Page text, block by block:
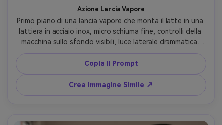
Azione Lancia Vapore
Primo piano di una lancia vapore che monta il latte in una
lattiera in acciaio inox, micro schiuma fine, controlli della
macchina sullo sfondo visibili, luce laterale drammatica,
condensa e riflessi realistici, scatto con Nikon Z8, 85mm,
f/2, fotografia editoriale di bevande, fotorealistico --ar
4:5
Copia il Prompt
Crea Immagine Simile ↗